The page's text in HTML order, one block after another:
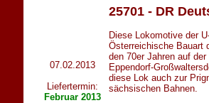
07.02.2013
Liefertermin:
Februar 2013
25701 - DR
Diese Lokomotive der
Österreichische Bauart
den 70er Jahren auf
Eppendorf-
diese Lok auch zur
sächsischen Bahnen.